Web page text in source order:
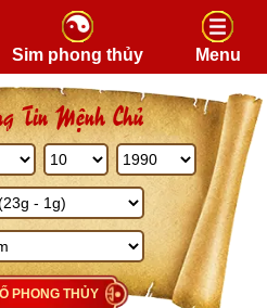
Skip to content
Sim phong thủy Menu
Tin Mệnh Chủ
PHONG THỦY